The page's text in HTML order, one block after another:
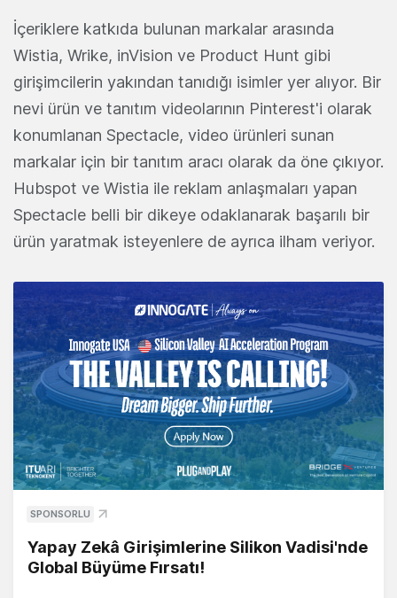
İçeriklere katkıda bulunan markalar arasında
Wistia, Wrike, inVision ve Product Hunt gibi
girişimcilerin yakından tanıdığı isimler yer alıyor. Bir
nevi ürün ve tanıtım videolarının Pinterest'i olarak
konumlanan Spectacle, video ürünleri sunan
markalar için bir tanıtım aracı olarak da öne çıkıyor.
Hubspot ve Wistia ile reklam anlaşmaları yapan
Spectacle belli bir dikeye odaklanarak başarılı bir
ürün yaratmak isteyenlere de ayrıca ilham veriyor.
SPONSORLU
Yapay Zekâ Girişimlerine Silikon Vadisi'nde
Global Büyüme Fırsatı!